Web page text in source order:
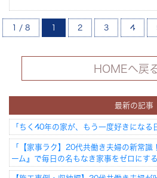
1 / 8 1 2 3 4
HOMEへ戻
最新の記事
「ちく40年の家が、もう一度好きになる
「【家事ラク】20代共働き夫婦の新常識
ーム』で毎日の名もなき家事をゼロにする